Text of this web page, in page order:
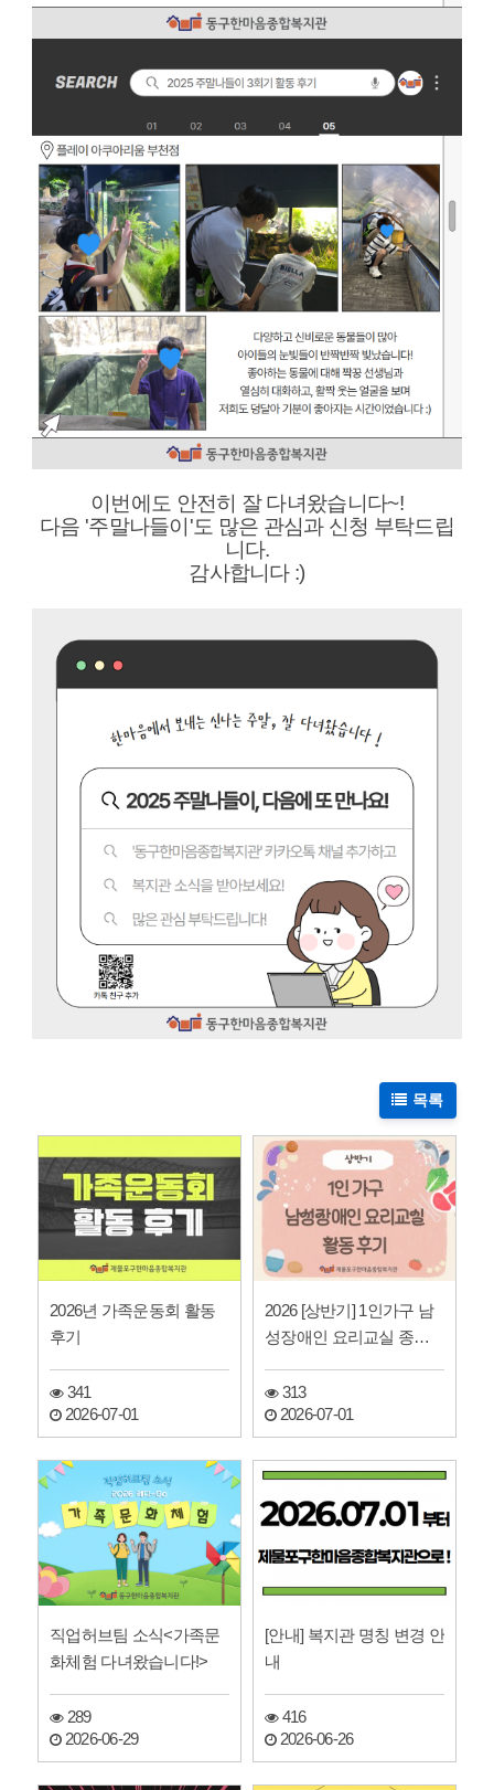
이번에도 안전히 잘 다녀왔습니다~!
다음 '주말나들이'도 많은 관심과 신청 부탁드립
니다.
감사합니다 :)
목록
2026년 가족운동회 활동
후기
341
2026-07-01
2026 [상반기] 1인가구 남
성장애인 요리교실 종결
313
2026-07-01
직업허브팀 소식<가족문
화체험 다녀왔습니다!>
289
2026-06-29
[안내] 복지관 명칭 변경 안
내
416
2026-06-26